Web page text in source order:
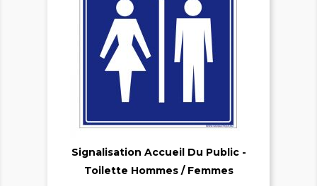


Signalisation Accueil Du Public -
Toilette Hommes / Femmes